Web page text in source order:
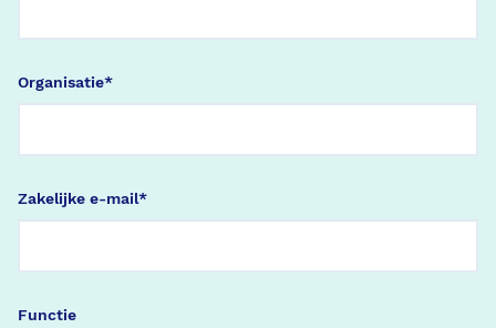
Organisatie*
Zakelijke e-mail*
Functie